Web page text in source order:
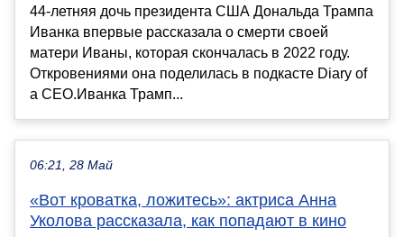
44-летняя дочь президента США Дональда Трампа
Иванка впервые рассказала о смерти своей
матери Иваны, которая скончалась в 2022 году.
Откровениями она поделилась в подкасте Diary of
a CEO.Иванка Трамп...
06:21, 28 Май
«Вот кроватка, ложитесь»: актриса Анна
Уколова рассказала, как попадают в кино